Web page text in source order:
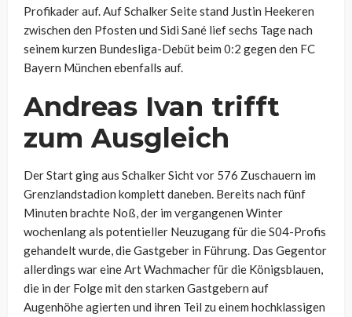
Profikader auf. Auf Schalker Seite stand Justin Heekeren
zwischen den Pfosten und Sidi Sané lief sechs Tage nach
seinem kurzen Bundesliga-Debüt beim 0:2 gegen den FC
Bayern München ebenfalls auf.
Andreas Ivan trifft
zum Ausgleich
Der Start ging aus Schalker Sicht vor 576 Zuschauern im
Grenzlandstadion komplett daneben. Bereits nach fünf
Minuten brachte Noß, der im vergangenen Winter
wochenlang als potentieller Neuzugang für die S04-Profis
gehandelt wurde, die Gastgeber in Führung. Das Gegentor
allerdings war eine Art Wachmacher für die Königsblauen,
die in der Folge mit den starken Gastgebern auf
Augenhöhe agierten und ihren Teil zu einem hochklassigen